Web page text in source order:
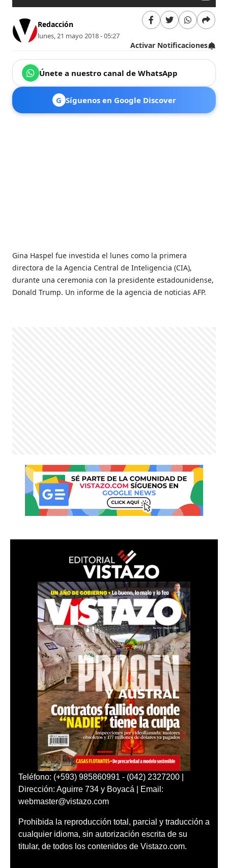
Redacción
lunes, 21 mayo 2018 - 05:27
Activar Notificaciones
Únete a nuestro canal de WhatsApp
G Síguenos en Google Discover
Gina Haspel fue investida el lunes como la primera
directora de la Agencia Central de Inteligencia (CIA),
durante una ceremonia con la presidente estadounidense,
Donald Trump. Un informe de la agencia de noticias AFP.
Teléfono: (+593) 985860991 - (042) 2327200 |
Dirección: Aguirre 734 y Boyacá | Email:
webmaster@vistazo.com
Prohibida la reproducción total, parcial y traducción a
cualquier idioma, sin autorización escrita de su
titular, de todos los contenidos de Vistazo.com.